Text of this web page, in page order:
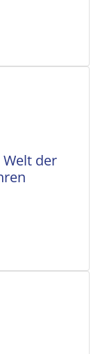
Welt der